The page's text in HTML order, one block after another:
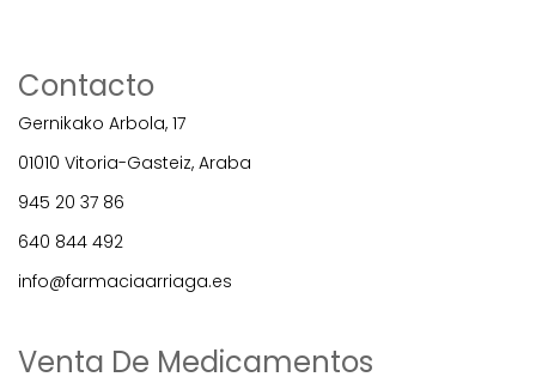
Contacto
Gernikako Arbola, 17
01010 Vitoria-Gasteiz, Araba
945 20 37 86
640 844 492
info@farmaciaarriaga.es
Venta De Medicamentos